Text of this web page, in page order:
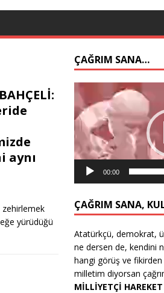
zehirlemek
yürüdüğü
ÇAĞRIM SANA…
oynatıcı
00:00
ÇAĞRIM SANA,
Atatürkçü, demokrat,
ne dersen de, kendini
hangi görüş ve
milletim diyorsan
MİLLİYETÇİ